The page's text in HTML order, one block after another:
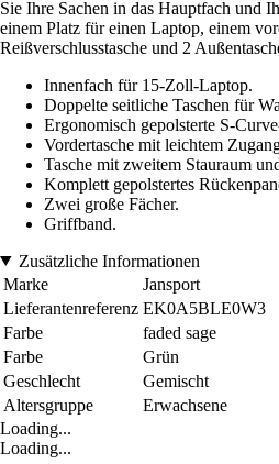
Sie Ihre Sachen in das Hauptfach und
einem Platz für einen Laptop, einem
Reißverschlusstasche und 2
Innenfach für 15-Zoll-Laptop.
Doppelte seitliche Taschen für
Ergonomisch gepolsterte S-
Vordertasche mit leichtem
Tasche mit zweitem Stauraum
Komplett gepolstertes
Zwei große Fächer.
Griffband.
Zusätzliche Informationen
Marke
Jansport
Lieferantenreferenz EK0A5BLE0W3
Farbe
faded sage
Farbe
Grün
Geschlecht
Gemischt
Altersgruppe
Erwachsene
Loading...
Loading...